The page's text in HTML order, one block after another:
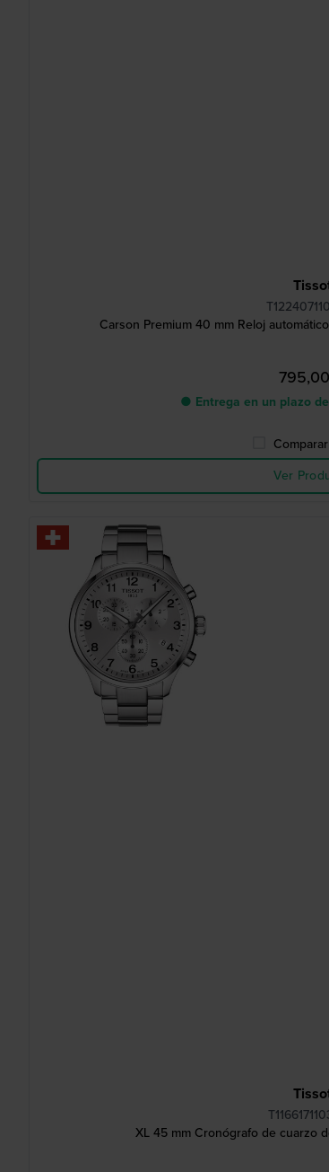
Carson Premium 40 mm Reloj
● Entrega en un plazo
Ver
XL 45 mm Cronógrafo de cuarzo